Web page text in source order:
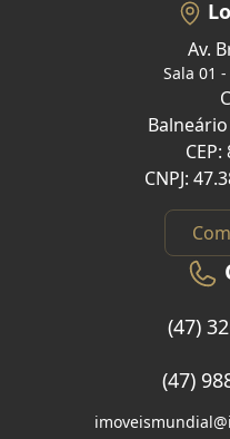
Av.
Sala 01
CNPJ:
(47)
(47)